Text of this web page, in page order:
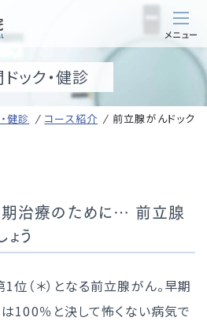
ック・健診
健診 コース紹介 前立腺がんドック
期治療のために… 前立腺
う
（＊）となる前立腺がん。早期
100％と決して怖くない病気で